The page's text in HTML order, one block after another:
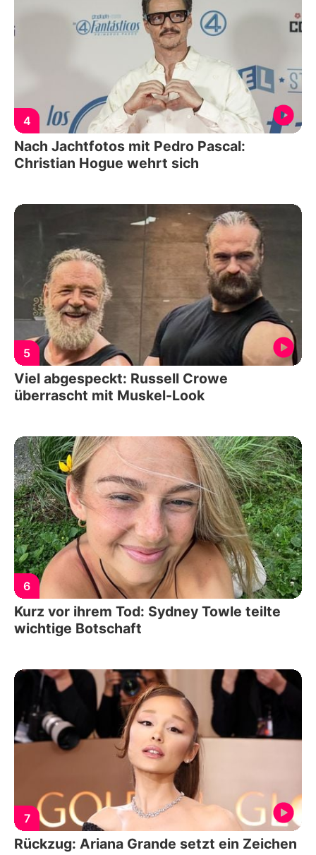
4
Nach Jachtfotos mit Pedro Pascal:
Christian Hogue wehrt sich
5
Viel abgespeckt: Russell Crowe
überrascht mit Muskel-Look
6
Kurz vor ihrem Tod: Sydney Towle teilte
wichtige Botschaft
7
Rückzug: Ariana Grande setzt ein Zeichen